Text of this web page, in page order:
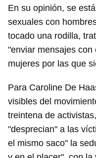
En su opinión, se
sexuales con
tocado una rodilla,
"enviar mensajes
mujeres por las que
Para Caroline De
visibles del
treintena de
"desprecian" a las
el mismo saco" la